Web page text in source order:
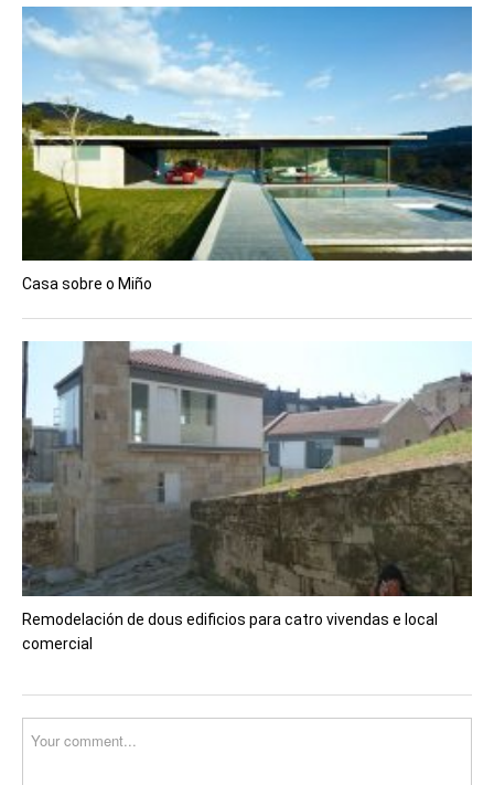
Casa sobre o Miño
Remodelación de dous edificios para catro vivendas e local
comercial